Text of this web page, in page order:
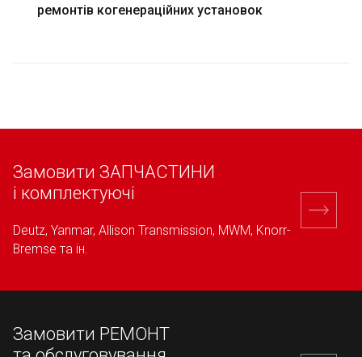
ремонтів когенераційних установок
Замовити ЗАПЧАСТИНИ
і комплектуючі
Deutz, Yanmar, Allison Transmission, MWM, Knorr-
Bremse та ін.
Замовити РЕМОНТ